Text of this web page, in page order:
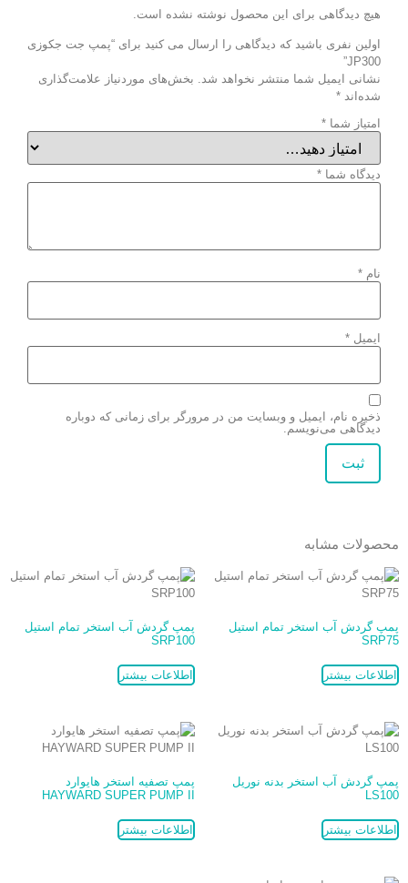
هیچ دیدگاهی برای این محصول نوشته نشده است.
اولین نفری باشید که دیدگاهی را ارسال می کنید برای “پمپ جت جکوزی
JP300”
نشانی ایمیل شما منتشر نخواهد شد. بخش‌های موردنیاز علامت‌گذاری
شده‌اند *
امتیاز شما *
دیدگاه شما *
نام *
ایمیل *
ذخیره نام، ایمیل و وبسایت من در مرورگر برای زمانی که دوباره
دیدگاهی می‌نویسم.
محصولات مشابه
پمپ گردش آب استخر تمام استیل
SRP75
اطلاعات بیشتر
پمپ گردش آب استخر تمام استیل
SRP100
اطلاعات بیشتر
پمپ گردش آب استخر بدنه نوریل
LS100
اطلاعات بیشتر
پمپ تصفیه استخر هایوارد
HAYWARD SUPER PUMP II
اطلاعات بیشتر